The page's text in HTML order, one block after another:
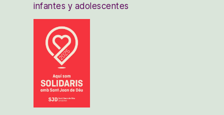
infantes y adolescentes